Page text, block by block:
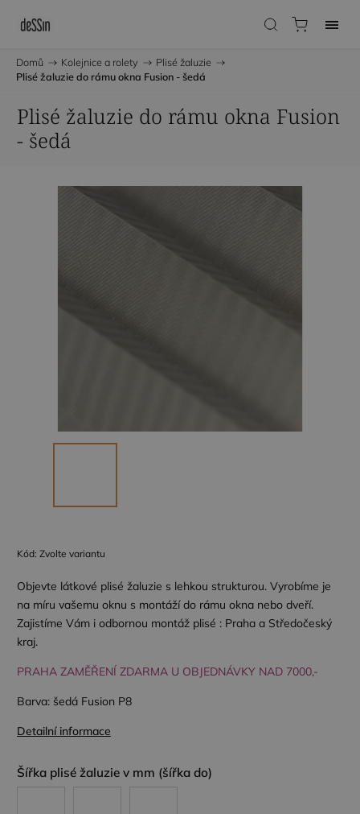
Domů / Kolejnice a rolety / Plisé žaluzie /
Plisé žaluzie do rámu okna Fusion - šedá
Plisé žaluzie do rámu okna Fusion
- šedá
Kód: Zvolte variantu
Objevte látkové plisé žaluzie s lehkou strukturou. Vyrobíme je
na míru vašemu oknu s montáží do rámu okna nebo dveří.
Zajistíme Vám i odbornou montáž plisé : Praha a Středočeský
kraj.
PRAHA ZAMĚŘENÍ ZDARMA U OBJEDNÁVKY NAD 7000,-
Barva: šedá Fusion P8
Detailní informace
Šířka plisé žaluzie v mm (šířka do)